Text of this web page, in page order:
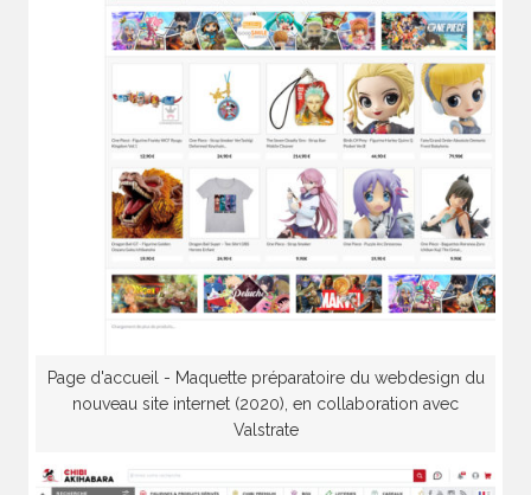
Page d'accueil - Maquette préparatoire du webdesign du
nouveau site internet (2020), en collaboration avec
Valstrate